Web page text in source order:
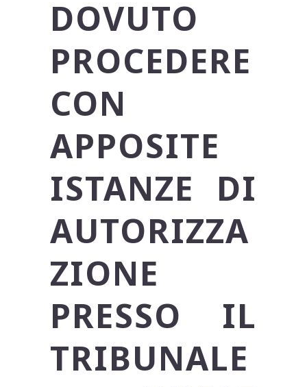
DOVUTO
PROCEDERE
CON
APPOSITE
ISTANZE DI
AUTORIZZA
ZIONE
PRESSO IL
TRIBUNALE